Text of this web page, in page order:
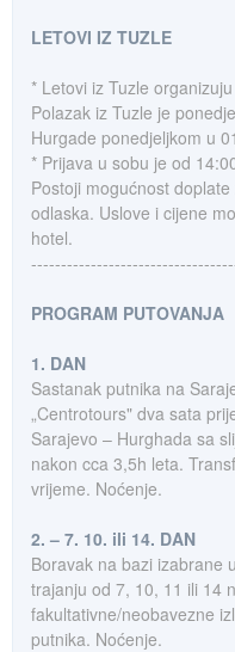
LETOVI IZ TUZLE
* Letovi iz Tuzle
Polazak iz Tuzle je
Hurgade ponedjeljkom u
* Prijava u sobu je od
Postoji mogućnost
odlaska. Uslove i cijene
hotel.
PROGRAM PUTOVANJA
1. DAN
Sastanak putnika na
„Centrotours" dva sata
Sarajevo – Hurghada sa
nakon cca 3,5h leta.
vrijeme. Noćenje.
2. – 7. 10. ili 14. DAN
Boravak na bazi izabrane
trajanju od 7, 10, 11 ili 14
fakultativne/neobavezne
putnika. Noćenje.